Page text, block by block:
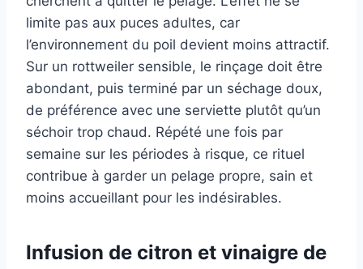
limite pas aux puces adultes, car
l’environnement du poil devient moins attractif.
Sur un rottweiler sensible, le rinçage doit être
abondant, puis terminé par un séchage doux,
de préférence avec une serviette plutôt qu’un
séchoir trop chaud. Répété une fois par
semaine sur les périodes à risque, ce rituel
contribue à garder un pelage propre, sain et
moins accueillant pour les indésirables.
Infusion de citron et vinaigre de